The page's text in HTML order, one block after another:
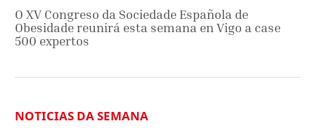
O XV Congreso da Sociedade Española de
Obesidade reunirá esta semana en Vigo a case
500 expertos
NOTICIAS DA SEMANA